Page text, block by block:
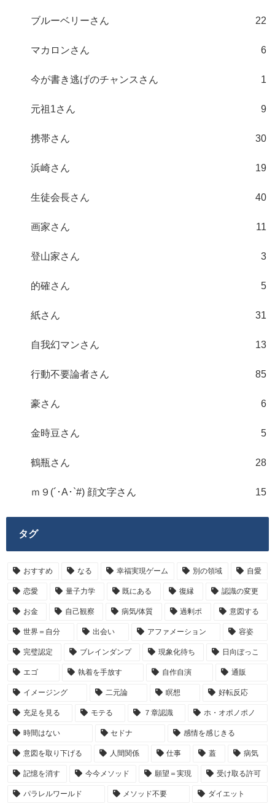
ブルーベリーさん 22
マカロンさん 6
今が書き逃げのチャンスさん 1
元祖1さん 9
携帯さん 30
浜崎さん 19
生徒会長さん 40
画家さん 11
登山家さん 3
的確さん 5
紙さん 31
自我幻マンさん 13
行動不要論者さん 85
豪さん 6
金時豆さん 5
鶴瓶さん 28
ｍ９(´･A･`#) 顔文字さん 15
タグ
おすすめ なる 幸福実現ゲーム 別の領域 自愛
恋愛 量子力学 既にある 復縁 認識の変更
お金 自己観察 病気/体質 過剰ポ 意図する
世界＝自分 出会い アファメーション 容姿
完璧認定 ブレインダンプ 現象化待ち 日向ぼっこ
エゴ 執着を手放す 自作自演 通販
イメージング 二元論 瞑想 好転反応
充足を見る モテる ７章認識 ホ・オポノポノ
時間はない セドナ 感情を感じきる
意図を取り下げる 人間関係 仕事 蓋 病気
記憶を消す 今今メソッド 願望＝実現 受け取る許可
パラレルワールド メソッド不要 ダイエット